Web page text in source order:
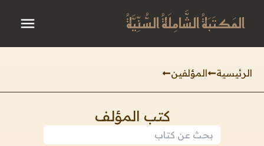
المَكتَبَةُ الشَّامِلَةُ السُّنِّيَّةُ
الرئيسية المؤلفين
كتب المؤلف